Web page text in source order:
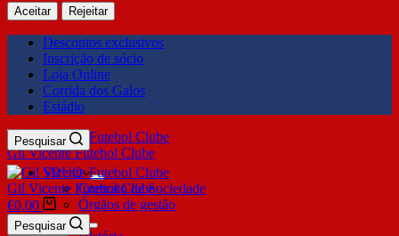
Aceitar Rejeitar
Descontos exclusivos
Inscrição de sócio
Loja Online
Corrida dos Galos
Estádio
Gil Vicente Futebol Clube
Pesquisar
SDUQ
Contrato de Sociedade
Órgãos de gestão
Clube
Gil Vicente Futebol Clube
€0,00
Pesquisar